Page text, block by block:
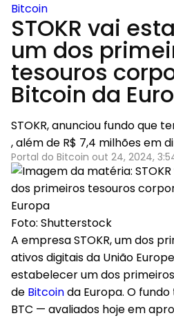
Bitcoin
STOKR vai
um dos
tesouros
Bitcoin da
STOKR, anunciou fundo que
, além de R$ 7,4 milhões em
Portal do Bitcoin out 24, 2024,
Foto: Shutterstock
A empresa STOKR, um dos
ativos digitais da União
estabelecer um dos
de Bitcoinda Europa. O
BTC — avaliados hoje em